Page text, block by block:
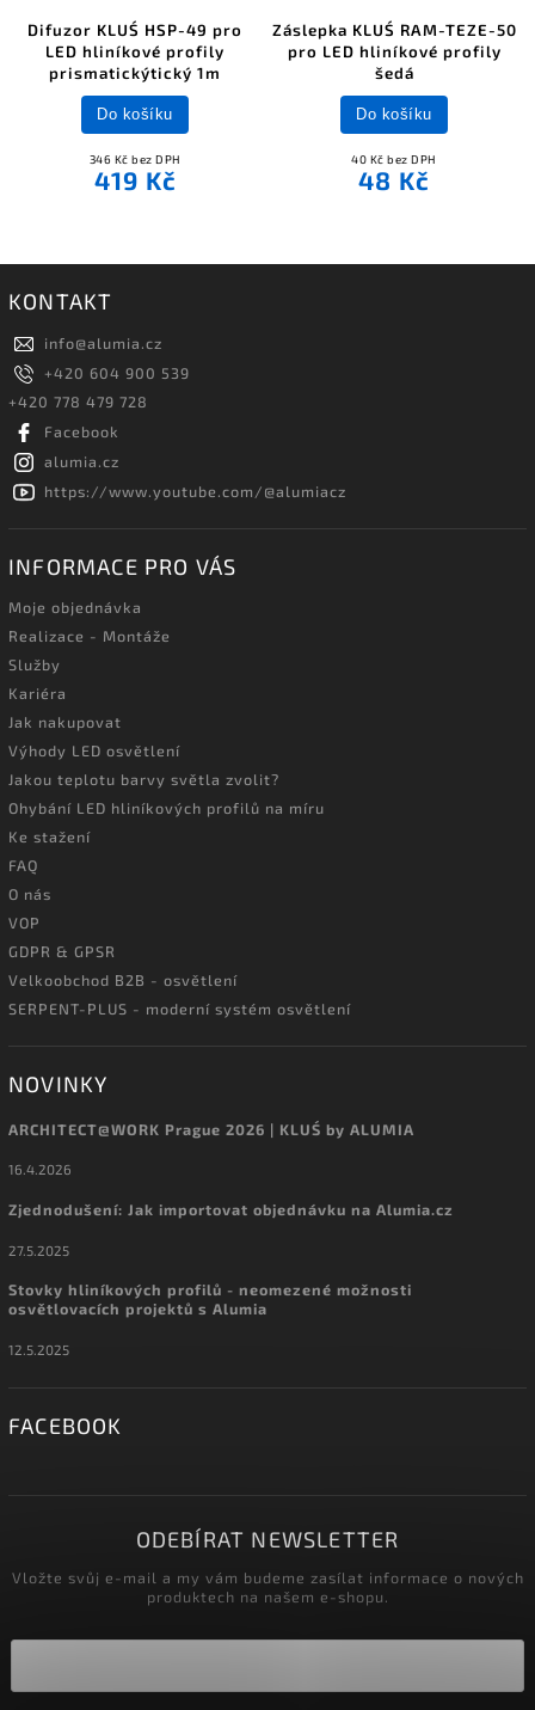
Difuzor KLUŚ HSP-49 pro
LED hliníkové profily
prismatickýtický 1m
346 Kč bez DPH
419 Kč
Do košíku
Záslepka KLUŚ RAM-TEZE-50
pro LED hliníkové profily
šedá
40 Kč bez DPH
48 Kč
Do košíku
KONTAKT
info@alumia.cz
+420 604 900 539
+420 778 479 728
Facebook
alumia.cz
https://www.youtube.com/@alumiacz
INFORMACE PRO VÁS
Moje objednávka
Realizace - Montáže
Služby
Kariéra
Jak nakupovat
Výhody LED osvětlení
Jakou teplotu barvy světla zvolit?
Ohybání LED hliníkových profilů na míru
Ke stažení
FAQ
O nás
VOP
GDPR & GPSR
Velkoobchod B2B - osvětlení
SERPENT-PLUS - moderní systém osvětlení
NOVINKY
ARCHITECT@WORK Prague 2026 | KLUŚ by ALUMIA
16.4.2026
Zjednodušení: Jak importovat objednávku na Alumia.cz
27.5.2025
Stovky hliníkových profilů - neomezené možnosti
osvětlovacích projektů s Alumia
12.5.2025
FACEBOOK
ODEBÍRAT NEWSLETTER
Vložte svůj e-mail a my vám budeme zasílat informace o nových
produktech na našem e-shopu.